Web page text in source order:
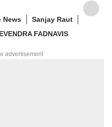
News
Sanjay Raut
FADNAVIS
advertisement